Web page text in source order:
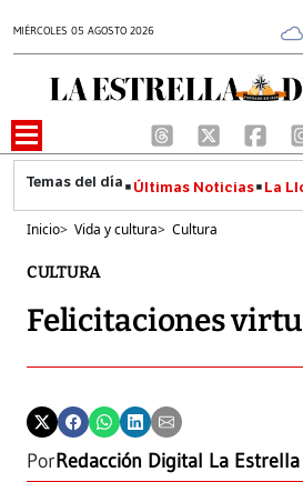
MIÉRCOLES 05 AGOSTO 2026
Últimas Noticias La
Inicio> Vida y cultura> Cultura
CULTURA
Felicitaciones
PorRedacción Digital La Estrella